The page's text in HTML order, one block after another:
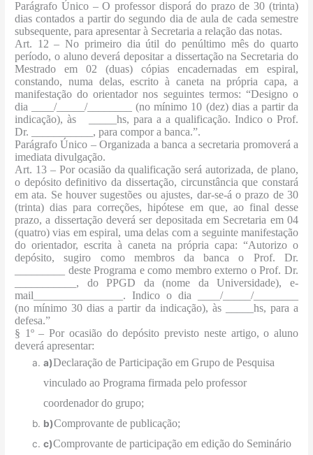
Parágrafo Único – O professor disporá do prazo de 30 (trinta)
dias contados a partir do segundo dia de aula de cada semestre
subsequente, para apresentar à Secretaria a relação das notas.
Art. 12 – No primeiro dia útil do penúltimo mês do quarto
período, o aluno deverá depositar a dissertação na Secretaria do
Mestrado em 02 (duas) cópias encadernadas em espiral,
constando, numa delas, escrito à caneta na própria capa, a
manifestação do orientador nos seguintes termos: “Designo o
dia ____/_____/________ (no mínimo 10 (dez) dias a partir da
indicação), às _____hs, para a a qualificação. Indico o Prof.
Dr. ___________, para compor a banca.”.
Parágrafo Único – Organizada a banca a secretaria promoverá a
imediata divulgação.
Art. 13 – Por ocasião da qualificação será autorizada, de plano,
o depósito definitivo da dissertação, circunstância que constará
em ata. Se houver sugestões ou ajustes, dar-se-á o prazo de 30
(trinta) dias para correções, hipótese em que, ao final desse
prazo, a dissertação deverá ser depositada em Secretaria em 04
(quatro) vias em espiral, uma delas com a seguinte manifestação
do orientador, escrita à caneta na própria capa: “Autorizo o
depósito, sugiro como membros da banca o Prof. Dr.
_________ deste Programa e como membro externo o Prof. Dr.
___________, do PPGD da (nome da Universidade), e-
mail________________. Indico o dia ____/_____/________
(no mínimo 30 dias a partir da indicação), às _____hs, para a
defesa.”
§ 1º – Por ocasião do depósito previsto neste artigo, o aluno
deverá apresentar:
a)Declaração de Participação em Grupo de Pesquisa
vinculado ao Programa firmada pelo professor
coordenador do grupo;
b)Comprovante de publicação;
c)Comprovante de participação em edição do Seminário